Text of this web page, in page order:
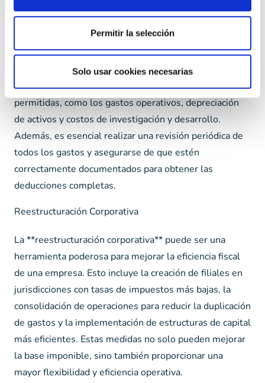
Permitir la selección
Solo usar cookies necesarias
Optimización de Ingresos y Deducciones
Implementar estrategias de **optimización de ingresos
y deducciones** es fundamental para mejorar la base
imponible del impuesto sobre sociedades. Una técnica
común es maximizar las deducciones fiscales
permitidas, como los gastos operativos, depreciación
de activos y costos de investigación y desarrollo.
Además, es esencial realizar una revisión periódica de
todos los gastos y asegurarse de que estén
correctamente documentados para obtener las
deducciones completas.
Reestructuración Corporativa
La **reestructuración corporativa** puede ser una
herramienta poderosa para mejorar la eficiencia fiscal
de una empresa. Esto incluye la creación de filiales en
jurisdicciones con tasas de impuestos más bajas, la
consolidación de operaciones para reducir la duplicación
de gastos y la implementación de estructuras de capital
más eficientes. Estas medidas no solo pueden mejorar
la base imponible, sino también proporcionar una
mayor flexibilidad y eficiencia operativa.